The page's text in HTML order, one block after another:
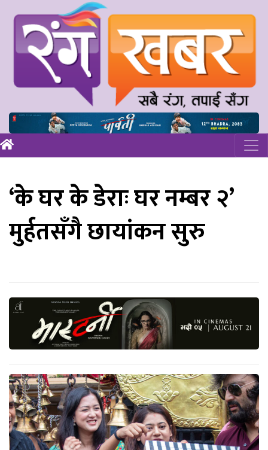
‘के घर के डेराः घर नम्बर २’
मुर्हतसँगै छायांकन सुरु